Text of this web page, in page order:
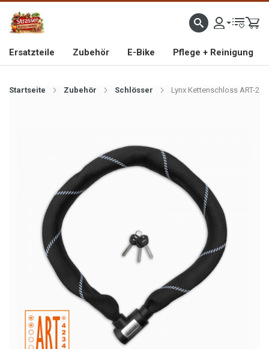
IMPORTEUR VON HOCHWERTIGEN FAHRRAD- UND MOFAERSATZTEILEN SEIT 1993
Ersatzteile Zubehör E-Bike Pflege + Reinigung
Startseite Zubehör Schlösser Lynx Kettenschloss ART-2